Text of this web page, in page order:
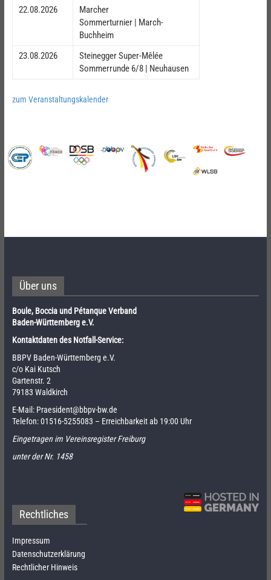
22.08.2026
Marcher
Sommerturnier | March-
Buchheim
23.08.2026
Steinegger Super-Mêlée
Sommerrunde 6/8 | Neuhausen
zum Veranstaltungskalender
Über uns
Boule, Boccia und Pétanque Verband
Baden-Württemberg e.V.
Kontaktdaten des Notfall-Service:
BBPV Baden-Württemberg e.V.
c/o Kai Kutsch
Gartenstr. 2
79183 Waldkirch
E-Mail: Praesident@bbpv-bw.de
Telefon:01516-5255083 – Erreichbarkeit ab 19:00 Uhr
Eingetragen im Vereinsregister Freiburg
unter der Nr. 1458
Rechtliches
Impressum
Datenschutzerklärung
Rechtlicher Hinweis